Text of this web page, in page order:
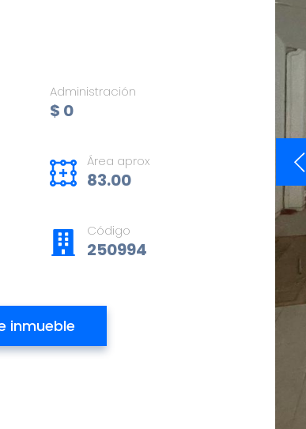
Administración
$ 0
Área aprox
83.00
Código
250994
inmueble